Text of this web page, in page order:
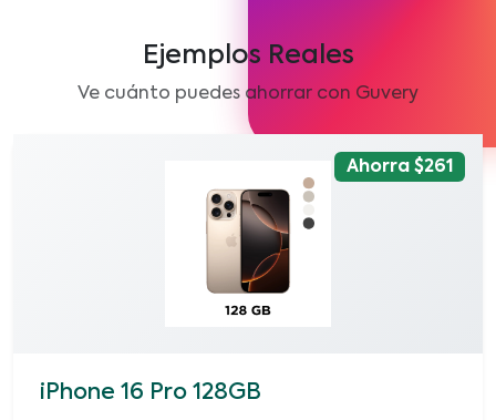
Ejemplos Reales
Ve cuánto puedes ahorrar con Guvery
Ahorra $261
iPhone 16 Pro 128GB